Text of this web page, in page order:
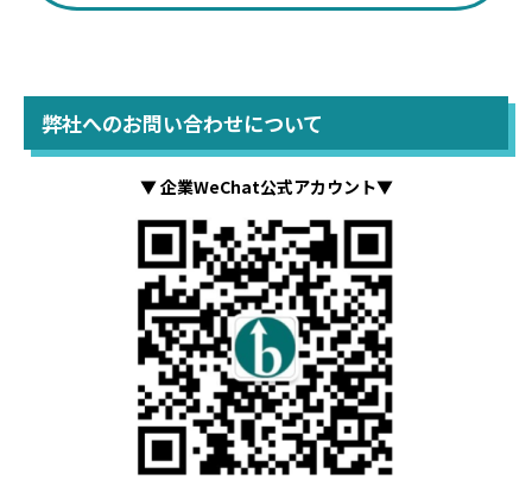
弊社へのお問い合わせについて
▼ 企業WeChat公式アカウント▼